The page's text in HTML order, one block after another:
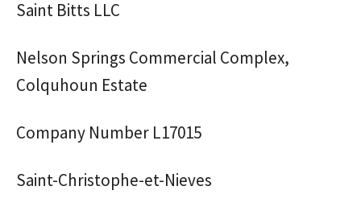
Saint Bitts LLC
Nelson Springs Commercial Complex,
Colquhoun Estate
Company Number L17015
Saint-Christophe-et-Nieves